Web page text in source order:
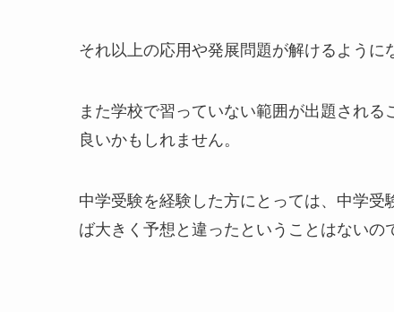
それ以上の応用や発展問題が解けるように
また学校で習っていない範囲が出題され
良いかもしれません。
中学受験を経験した方にとっては、中学
ば大きく予想と違ったということはないの